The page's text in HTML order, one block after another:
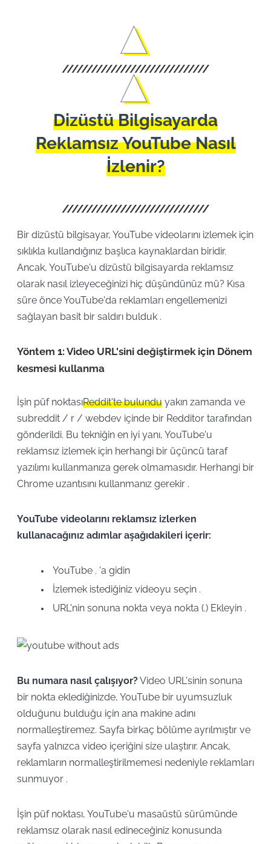
Dizüstü Bilgisayarda
Reklamsız YouTube Nasıl
İzlenir?
Bir dizüstü bilgisayar, YouTube videolarını izlemek için
sıklıkla kullandığınız başlıca kaynaklardan biridir.
Ancak, YouTube'u dizüstü bilgisayarda reklamsız
olarak nasıl izleyeceğinizi hiç düşündünüz mü? Kısa
süre önce YouTube'da reklamları engellemenizi
sağlayan basit bir saldırı bulduk .
Yöntem 1: Video URL'sini değiştirmek için Dönem
kesmesi kullanma
İşin püf noktasıReddit'te bulunduyakın zamanda ve
subreddit / r / webdev içinde bir Redditor tarafından
gönderildi. Bu tekniğin en iyi yanı, YouTube'u
reklamsız izlemek için herhangi bir üçüncü taraf
yazılımı kullanmanıza gerek olmamasıdır. Herhangi bir
Chrome uzantısını kullanmanız gerekir .
YouTube videolarını reklamsız izlerken
kullanacağınız adımlar aşağıdakileri içerir:
YouTube . 'a gidin
İzlemek istediğiniz videoyu seçin .
URL'nin sonuna nokta veya nokta (.) Ekleyin .
Bu numara nasıl çalışıyor?Video URL'sinin sonuna
bir nokta eklediğinizde, YouTube bir uyumsuzluk
olduğunu bulduğu için ana makine adını
normalleştiremez. Sayfa birkaç bölüme ayrılmıştır ve
sayfa yalnızca video içeriğini size ulaştırır. Ancak,
reklamların normalleştirilmemesi nedeniyle reklamları
sunmuyor .
İşin püf noktası, YouTube'u masaüstü sürümünde
reklamsız olarak nasıl edineceğiniz konusunda